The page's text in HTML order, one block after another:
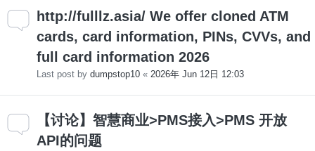
http://fulllz.asia/ We offer cloned ATM
cards, card information, PINs, CVVs, and
full card information 2026
Last post by dumpstop10 « 2026年 Jun 12日 12:03
【讨论】智慧商业>PMS接入>PMS 开放
API的问题